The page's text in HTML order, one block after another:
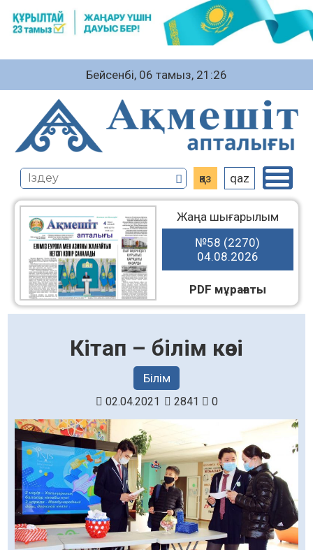
Бейсенбі, 06 тамыз, 21:26
қаз qaz
Жаңа шығарылым
№58 (2270)
04.08.2026
PDF мұрағаты
Кітап – білім көзі
Білім
02.04.2021 2841 0